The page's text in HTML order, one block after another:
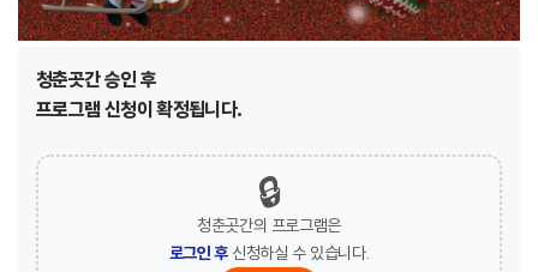
청춘곳간 승인 후
프로그램 신청이 확정됩니다.
🔒
청춘곳간의 프로그램은
로그인 후신청하실 수 있습니다.